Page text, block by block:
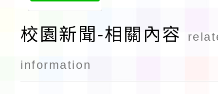
遴選實施計
畫0617
校園新聞-相關內容
information